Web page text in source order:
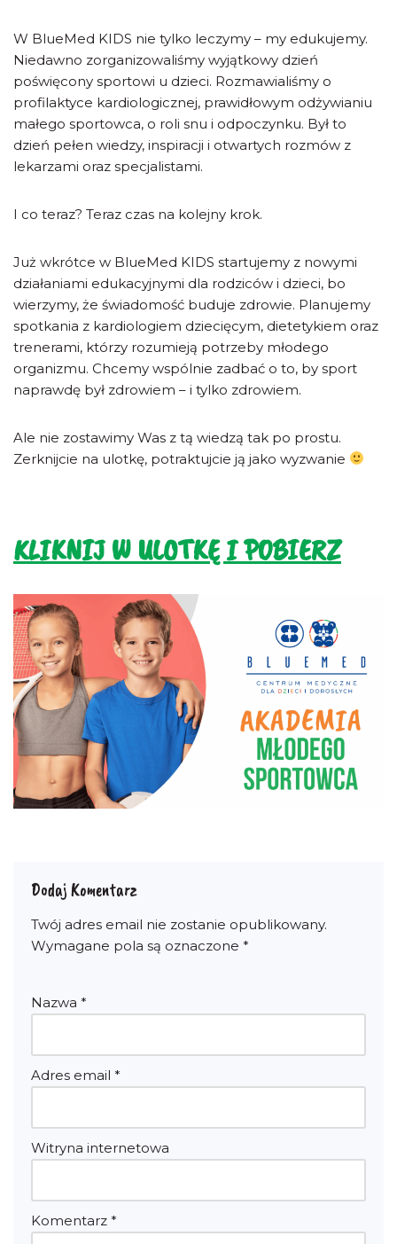
W BlueMed KIDS nie tylko leczymy – my edukujemy.
Niedawno zorganizowaliśmy wyjątkowy dzień
poświęcony sportowi u dzieci. Rozmawialiśmy o
profilaktyce kardiologicznej, prawidłowym odżywianiu
małego sportowca, o roli snu i odpoczynku. Był to
dzień pełen wiedzy, inspiracji i otwartych rozmów z
lekarzami oraz specjalistami.
I co teraz? Teraz czas na kolejny krok.
Już wkrótce w BlueMed KIDS startujemy z nowymi
działaniami edukacyjnymi dla rodziców i dzieci, bo
wierzymy, że świadomość buduje zdrowie. Planujemy
spotkania z kardiologiem dziecięcym, dietetykiem oraz
trenerami, którzy rozumieją potrzeby młodego
organizmu. Chcemy wspólnie zadbać o to, by sport
naprawdę był zdrowiem – i tylko zdrowiem.
Ale nie zostawimy Was z tą wiedzą tak po prostu.
Zerknijcie na ulotkę, potraktujcie ją jako wyzwanie
KLIKNIJ W ULOTKĘ I POBIERZ
Dodaj Komentarz
Twój adres email nie zostanie opublikowany.
Wymagane pola są oznaczone *
Nazwa *
Adres email *
Witryna internetowa
Komentarz *